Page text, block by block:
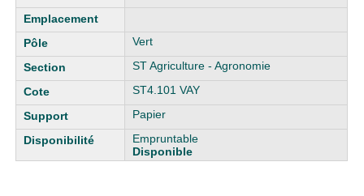
Vert
ST Agriculture - Agronomie
ST4.101 VAY
Papier
Empruntable
Disponible